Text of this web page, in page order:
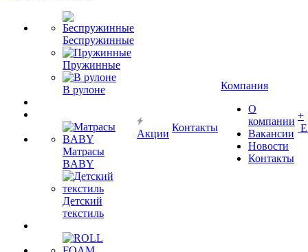
Беспружинные
Пружинные
В рулоне
Матрасы
BABY
Детский
текстиль
Акции
Контакты
Компания
О
компании
Вакансии
Новости
Контакты
+